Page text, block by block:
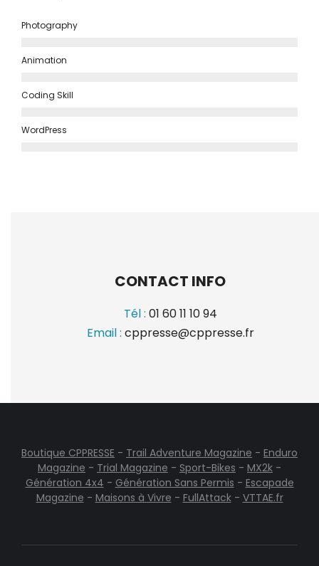
Photography
Animation
Coding Skill
WordPress
CONTACT INFO
Tél : 01 60 11 10 94
Email : cppresse@cppresse.fr
Boutique CPPRESSE - Trail Adventure Magazine - Enduro
Magazine - Trial Magazine - Sport-Bikes - MX2k -
Génération 4x4 - Génération Sans Permis - Escapade
Magazine - Maisons à Vivre - FullAttack- VTTAE.fr